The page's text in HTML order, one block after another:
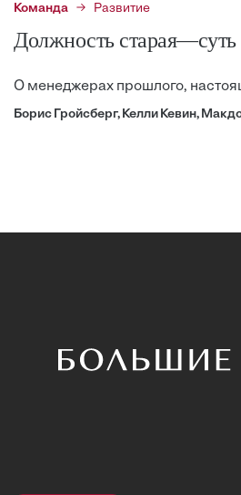
Команда Развитие
Должность старая—суть
О менеджерах прошлого,
Борис Гройсберг, Келли Кевин,